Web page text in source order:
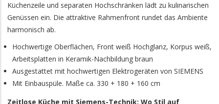
Küchenzeile und separaten Hochschränken lädt zu kulinarischen
Genüssen ein. Die attraktive Rahmenfront rundet das Ambiente
harmonisch ab.
Hochwertige Oberflächen, Front weiß Hochglanz, Korpus weiß,
Arbeitsplatten in Keramik-Nachbildung braun
Ausgestattet mit hochwertigen Elektrogeräten von SIEMENS
Mit Einbauspüle. Maße ca. 330 + 180 + 160 cm
Zeitlose Küche mit Siemens-Technik: Wo Stil auf